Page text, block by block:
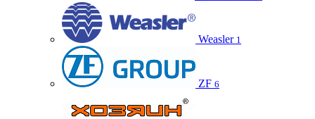
Weasler 1
ZF 6